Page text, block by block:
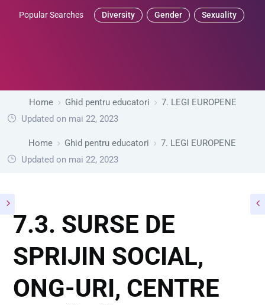
Popular Searches Diversity Gender Sexuality
Home Ghid pentru educatori
7. LEGI EUROPENE
Updated on mai 22, 2023
Home Ghid pentru educatori
7. LEGI EUROPENE
Updated on mai 22, 2023
7.3. SURSE DE
SPRIJIN SOCIAL,
ONG-URI, CENTRE